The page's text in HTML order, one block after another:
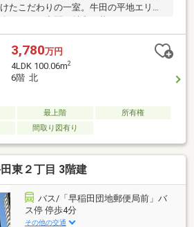
たこだわりの一室。牛田の平地エリア
会えない、空間の魅力と暮らしやすさを
いです。南面の大きな開口からやわら
日中は照明に頼らず心地よく過ごせま
めポイント】◆食事も仕事もくつろぎも
24帖の伸びやかなLDK◆ペット飼育可
ローズドキッチン＋たっぷり収納◆回
ークスルークローゼット◆業務用仕様の
乾太くん」付きで、洗濯動線も良好◆7
戸開閉でLDK一体利用も可能◆空間の質
3,780万円
4LDK 100.06m2
6階 北
最上階
所有権
間取り図有り
東２丁目 3階建
バス/「早稲田団地郵便局前」バ
ス停 停歩4分
その他の交通